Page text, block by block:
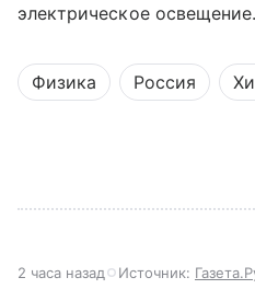
электрическое освещение.
Физика Россия
2 часа назад Источник: